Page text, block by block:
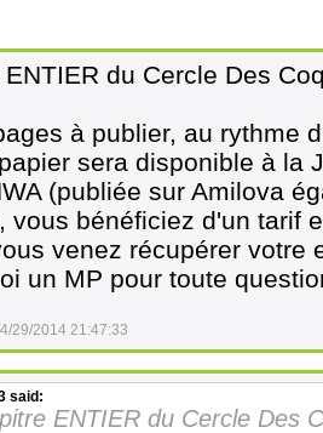
du Cercle Des
à publier, au rythme
sera disponible à la
(publiée sur Amilova
vous bénéficiez d'un tarif
venez récupérer votre
un MP pour toute
29/2014 21:47:33
said:
ENTIER du Cercle Des